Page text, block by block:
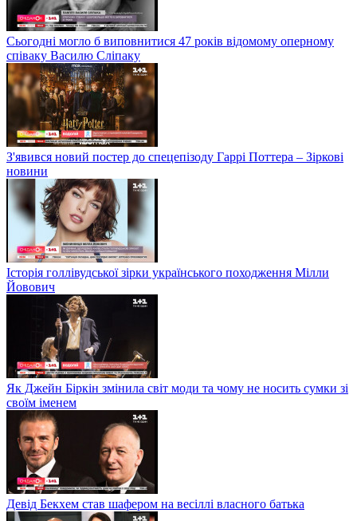
Сьогодні могло б виповнитися 47 років відомому оперному
співаку Василю Сліпаку
З'явився новий постер до спецепізоду Гаррі Поттера – Зіркові
новини
Історія голлівудської зірки українського походження Мілли
Йовович
Як Джейн Біркін змінила світ моди та чому не носить сумки зі
своїм іменем
Девід Бекхем став шафером на весіллі власного батька